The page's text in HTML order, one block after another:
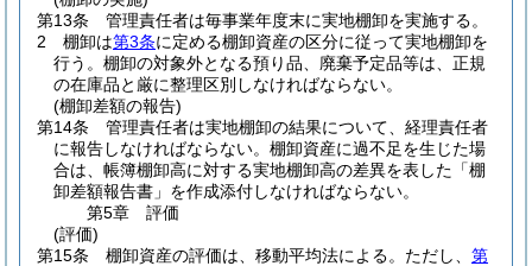
第13条
管理責任者は毎事業年度末に実地棚卸を実施する。
2
棚卸は第3条に定める棚卸資産の区分に従って実地棚卸を
行う。 棚卸の対象外となる預り品、廃棄予定品等は、正規
の在庫品と厳に整理区別しなければならない。
(棚卸差額の報告)
第14条
管理責任者は実地棚卸の結果について、経理責任者
に報告しなければならない。 棚卸資産に過不足を生じた場
合は、帳簿棚卸高に対する実地棚卸高の差異を表した「棚
卸差額報告書」を作成添付しなければならない。
第5章
評価
(評価)
第15条
棚卸資産の評価は、移動平均法による。 ただし、 第